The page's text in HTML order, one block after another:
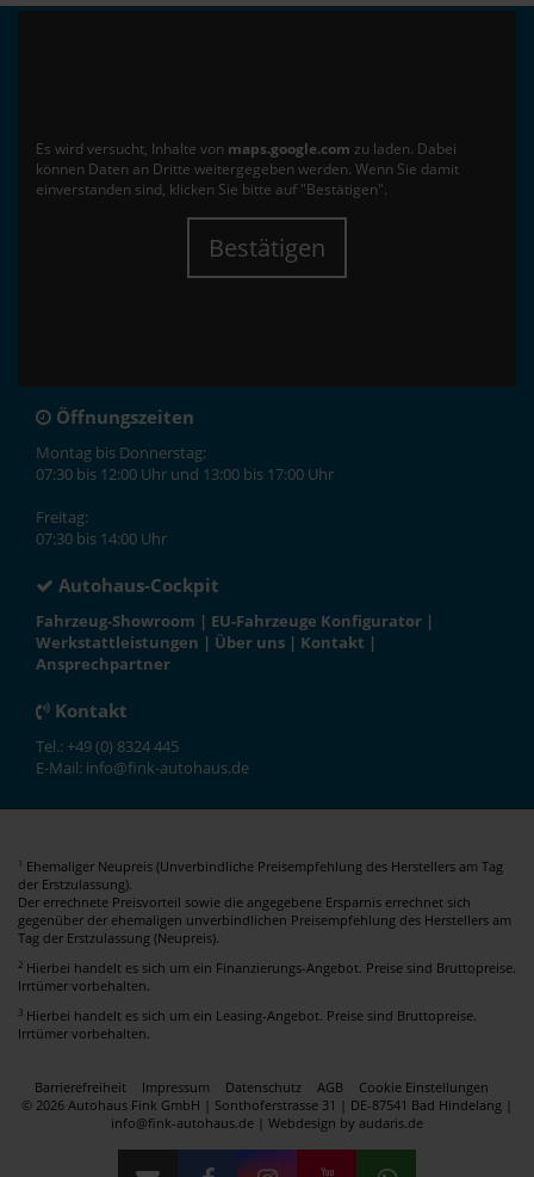
Es wird versucht, Inhalte von maps.google.com zu laden. Dabei
können Daten an Dritte weitergegeben werden. Wenn Sie damit
einverstanden sind, klicken Sie bitte auf "Bestätigen".
Bestätigen
Öffnungszeiten
Montag bis Donnerstag:
07:30 bis 12:00 Uhr und 13:00 bis 17:00 Uhr
Freitag:
07:30 bis 14:00 Uhr
Autohaus-Cockpit
Fahrzeug-Showroom | EU-Fahrzeuge Konfigurator |
Werkstattleistungen | Über uns | Kontakt |
Ansprechpartner
Kontakt
Tel.: +49 (0) 8324 445
E-Mail: info@fink-autohaus.de
1 Ehemaliger Neupreis (Unverbindliche Preisempfehlung des Herstellers am Tag
der Erstzulassung).
Der errechnete Preisvorteil sowie die angegebene Ersparnis errechnet sich
gegenüber der ehemaligen unverbindlichen Preisempfehlung des Herstellers am
Tag der Erstzulassung (Neupreis).
2 Hierbei handelt es sich um ein Finanzierungs-Angebot. Preise sind Bruttopreise.
Irrtümer vorbehalten.
3 Hierbei handelt es sich um ein Leasing-Angebot. Preise sind Bruttopreise.
Irrtümer vorbehalten.
Barrierefreiheit Impressum Datenschutz AGB
Cookie Einstellungen
© 2026 Autohaus Fink GmbH | Sonthoferstrasse 31 | DE-87541 Bad Hindelang |
info@fink-autohaus.de | Webdesign by audaris.de